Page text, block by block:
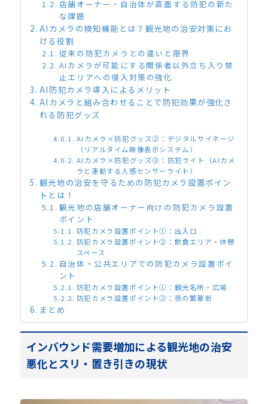
店舗オーナー・自治体が直面する防犯の新た
な課題
AIカメラの検知機能とは？観光地の治安対策にお
ける役割
従来の防犯カメラとの違いと限界
AIカメラが可能にする関係者以外立ち入り禁
止エリアへの侵入対策の強化
AI防犯カメラ導入によるメリット
AIカメラと組み合わせることで防犯効果が強化さ
れる防犯グッズ
AIカメラ×防犯グッズ②：デジタルサイネージ
（リアルタイム映像表示システム）
AIカメラ×防犯グッズ③：防犯ライト（AIカメ
ラと連動する人感センサーライト）
観光地の治安を守るための防犯カメラ設置ポイン
トとは！
観光地の店舗オーナー向けの防犯カメラ設置
ポイント
防犯カメラ設置ポイント①：出入口
防犯カメラ設置ポイント②：飲食エリア・休憩
スペース
自治体・公共エリアでの防犯カメラ設置ポイ
ント
防犯カメラ設置ポイント①：観光名所・広場
防犯カメラ設置ポイント②：夜の繁華街
まとめ
インバウンド需要増加による観光地の治安
悪化とスリ・置き引きの現状